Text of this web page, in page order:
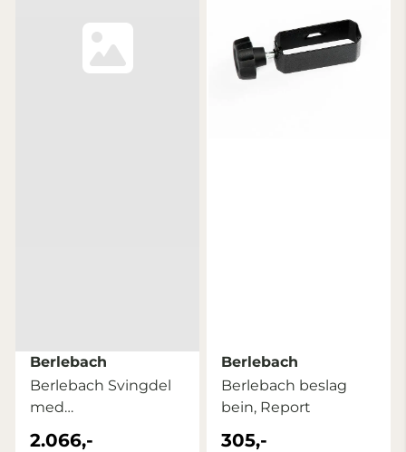
Berlebach
Berlebach Svingdel
med
kameramonteringsplate
2.066,-
Berlebach
Berlebach beslag
bein, Report
305,-